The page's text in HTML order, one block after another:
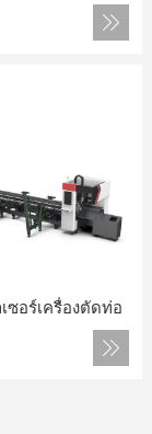
ซอร์เครื่องตัดท่อ